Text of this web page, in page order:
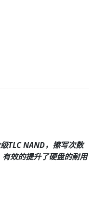
TLC NAND，擦写次数
效的提升了硬盘的耐用